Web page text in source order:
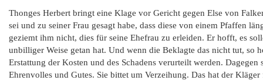
Thonges Herbert bringt eine Klage vor Gericht gegen Else von
sei und zu seiner Frau gesagt habe, dass diese von einem Pfaffen
geziemt ihm nicht, dies für seine Ehefrau zu erleiden. Er hofft, es
unbilliger Weise getan hat. Und wenn die Beklagte das nicht tut, so
Erstattung der Kosten und des Schadens verurteilt werden.
Ehrenvolles und Gutes. Sie bittet um Verzeihung. Das hat der